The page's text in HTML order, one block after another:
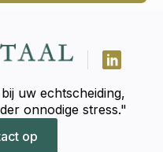
uw echtscheiding,
onnodige stress."
op